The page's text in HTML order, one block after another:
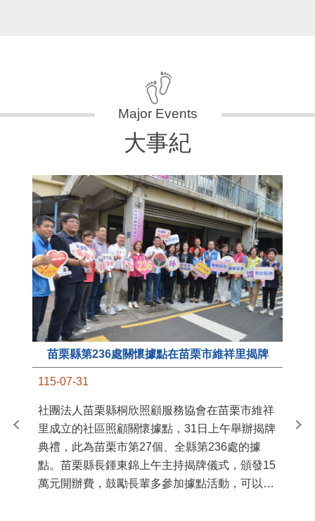
大事紀
苗栗縣第236處關懷據點在苗栗市維祥里揭牌
115-07-31
社團法人苗栗縣桐欣照顧服務協會在苗栗市維祥
里成立的社區照顧關懷據點，31日上午舉辦揭牌
典禮，此為苗栗市第27個、全縣第236處的據
點。苗栗縣長鍾東錦上午主持揭牌儀式，頒發15
萬元開辦費，鼓勵長輩多參加據點活動，可以更
苗